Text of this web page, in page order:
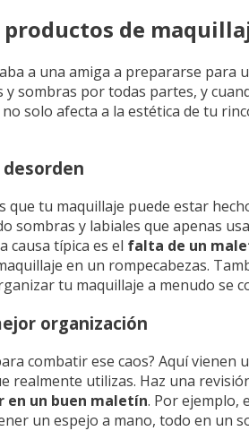
productos de
a una amiga a prepararse para
sombras por todas partes, y
solo afecta a la estética de tu
desorden
que tu maquillaje puede estar
sombras y labiales que apenas
causa típica es el falta de un
en un rompecabezas.
tu maquillaje a menudo se
organización
combatir ese caos? Aquí
realmente utilizas. Haz una
en un buen maletín. Por ejemplo,
un espejo a mano, todo en un